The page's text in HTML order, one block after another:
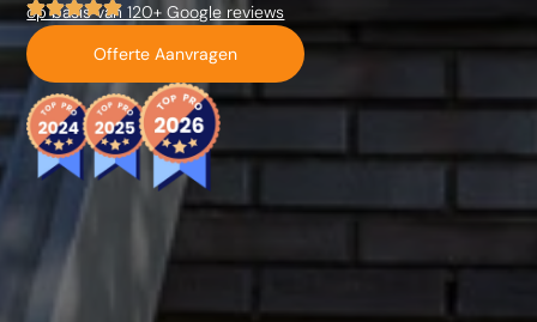
op basis van 120+ Google reviews
Offerte Aanvragen